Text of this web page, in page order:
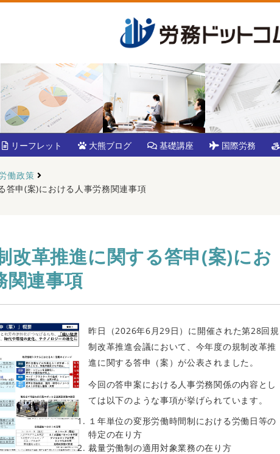
リーフレット 大熊ブログ 基礎講座 国際労務
働政策
答申(案)における人事労務関連事項
改革推進に関する答申(案)にお
関連事項
昨日（2026年6月29日）に開催された第28回規
制改革推進会議において、今年度の規制改革推
進に関する答申（案）が公表されました。
今回の答申案における人事労務関係の内容とし
ては以下のような事項が挙げられています。
１年単位の変形労働時間制における労働日等の
特定の在り方
裁量労働制の適用対象業務の在り方